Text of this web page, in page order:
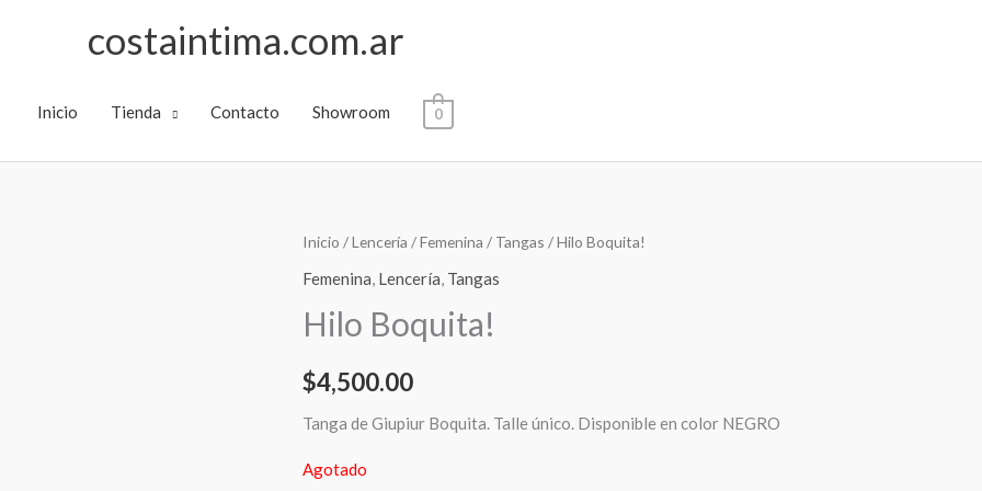
costaintima.com.ar
Inicio Tienda Contacto Showroom 0
Inicio /Lencería /Femenina / Tangas / Hilo Boquita!
Femenina, Lencería, Tangas
Hilo Boquita!
$4,500.00
Tanga de Giupiur Boquita. Talle único. Disponible en color NEGRO
Agotado